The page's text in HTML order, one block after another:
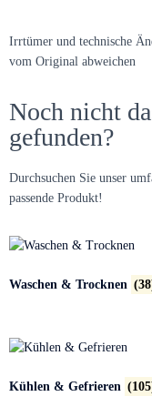
Irrtümer und technische
vom Original abweichen
Noch nicht
gefunden?
Durchsuchen Sie unser
passende Produkt!
Waschen & Trocknen
Kühlen & Gefrieren